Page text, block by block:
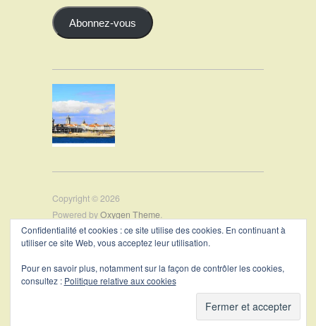
Abonnez-vous
Copyright © 2026
Powered byOxygen Theme.
PRÉSENTATION
CONTACT
MENTIONS LÉGALES
Confidentialité et cookies : ce site utilise des cookies. En continuant à
utiliser ce site Web, vous acceptez leur utilisation.
Pour en savoir plus, notamment sur la façon de contrôler les cookies,
consultez : Politique relative aux cookies